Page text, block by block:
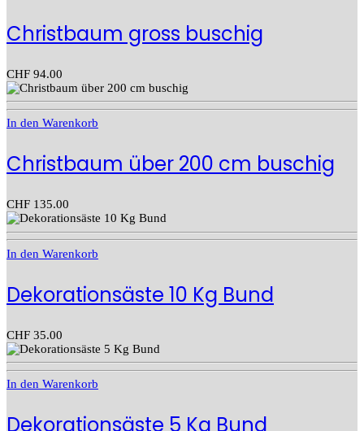
Christbaum gross buschig
CHF 94.00
In den Warenkorb
Christbaum über 200 cm buschig
CHF 135.00
In den Warenkorb
Dekorationsäste 10 Kg Bund
CHF 35.00
In den Warenkorb
Dekorationsäste 5 Kg Bund